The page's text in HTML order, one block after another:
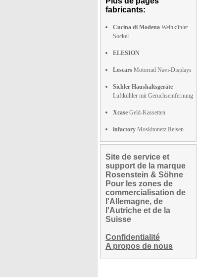
fabricants:
Cucina di Modena Weinkühler-
Sockel
ELESION
Lescars Motorrad Navi-Displays
Sichler Haushaltsgeräte
Luftkühler mit Geruchsentfernung
Xcase Geld-Kassetten
infactory Moskitonetz Reisen
Site de service et
support de la marque
Rosenstein & Söhne
Pour les zones de
commercialisation de
l'Allemagne, de
l'Autriche et de la
Suisse
Confidentialité
A propos de nous